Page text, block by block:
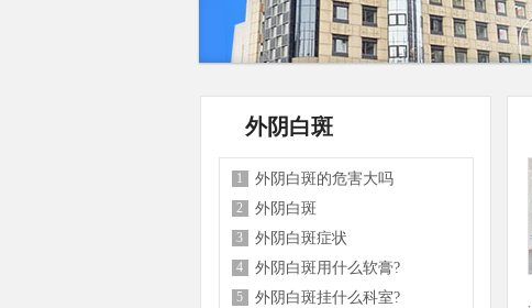
外阴白斑
1 外阴白斑的危害大吗
2 外阴白斑
3 外阴白斑症状
4 外阴白斑用什么软膏?
5 外阴白斑挂什么科室?